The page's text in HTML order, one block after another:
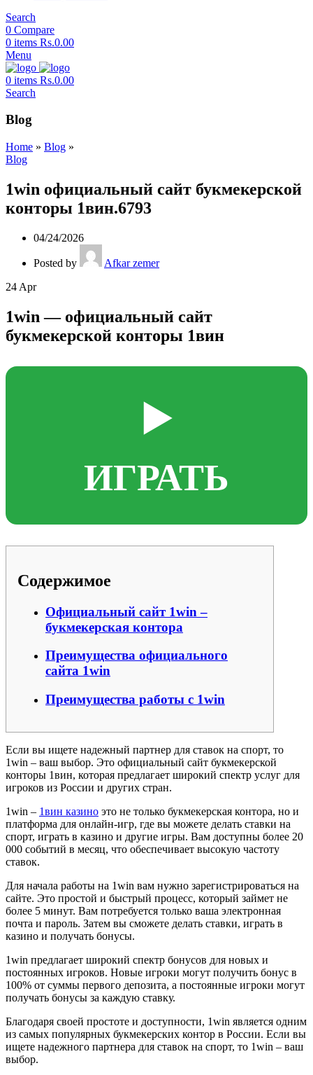
Search
0 Compare
0 items Rs.0.00
Menu
0 items Rs.0.00
Search
Blog
Home » Blog »
Blog
1win официальный сайт букмекерской
конторы 1вин.6793
04/24/2026
Posted by
Afkar zemer
24 Apr
1win — официальный сайт
букмекерской конторы 1вин
▶️
ИГРАТЬ
Содержимое
Официальный сайт 1win –
букмекерская контора
Преимущества официального
сайта 1win
Преимущества работы с 1win
Если вы ищете надежный партнер для ставок на спорт, то
1win – ваш выбор. Это официальный сайт букмекерской
конторы 1вин, которая предлагает широкий спектр услуг для
игроков из России и других стран.
1win – 1вин казино это не только букмекерская контора, но и
платформа для онлайн-игр, где вы можете делать ставки на
спорт, играть в казино и другие игры. Вам доступны более 20
000 событий в месяц, что обеспечивает высокую частоту
ставок.
Для начала работы на 1win вам нужно зарегистрироваться на
сайте. Это простой и быстрый процесс, который займет не
более 5 минут. Вам потребуется только ваша электронная
почта и пароль. Затем вы сможете делать ставки, играть в
казино и получать бонусы.
1win предлагает широкий спектр бонусов для новых и
постоянных игроков. Новые игроки могут получить бонус в
100% от суммы первого депозита, а постоянные игроки могут
получать бонусы за каждую ставку.
Благодаря своей простоте и доступности, 1win является одним
из самых популярных букмекерских контор в России. Если вы
ищете надежного партнера для ставок на спорт, то 1win – ваш
выбор.